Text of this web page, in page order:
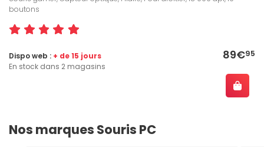
boutons
89€95
Dispo web : + de 15 jours
En stock dans 2 magasins
Nos marques Souris PC